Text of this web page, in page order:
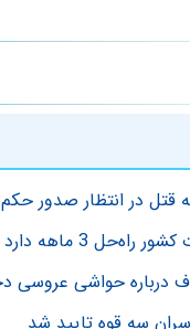
3 ماهه دارد
درباره حواشی عروسی
سران سه قوه تایید شد